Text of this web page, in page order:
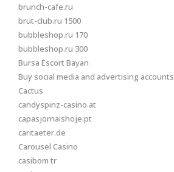
brunch-cafe.ru
brut-club.ru 1500
bubbleshop.ru 170
bubbleshop.ru 300
Bursa Escort Bayan
Buy social media and advertising accounts
Cactus
candyspinz-casino.at
capasjornaishoje.pt
caritaeter.de
Carousel Casino
casibom tr